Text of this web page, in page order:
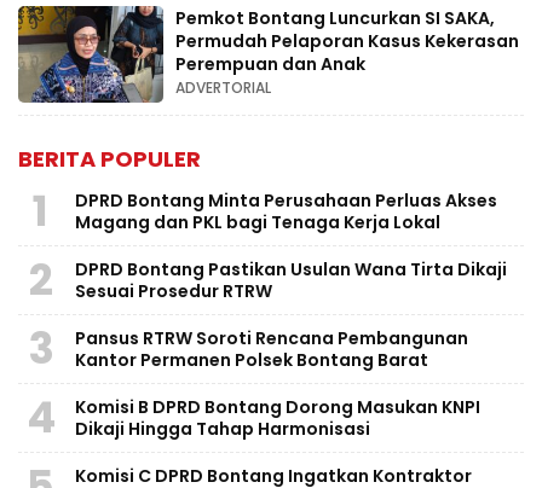
Pemkot Bontang Luncurkan SI SAKA,
Permudah Pelaporan Kasus Kekerasan
Perempuan dan Anak
ADVERTORIAL
BERITA POPULER
1
DPRD Bontang Minta Perusahaan Perluas Akses
Magang dan PKL bagi Tenaga Kerja Lokal
2
DPRD Bontang Pastikan Usulan Wana Tirta Dikaji
Sesuai Prosedur RTRW
3
Pansus RTRW Soroti Rencana Pembangunan
Kantor Permanen Polsek Bontang Barat
4
Komisi B DPRD Bontang Dorong Masukan KNPI
Dikaji Hingga Tahap Harmonisasi
Komisi C DPRD Bontang Ingatkan Kontraktor